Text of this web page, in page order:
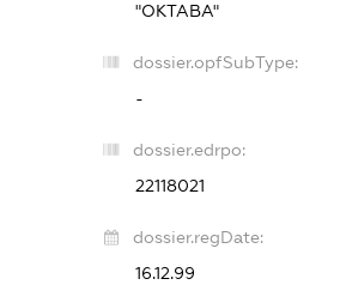
"ОКТАВА"
dossier.opfSubType:
-
dossier.edrpo:
22118021
dossier.regDate:
16.12.99